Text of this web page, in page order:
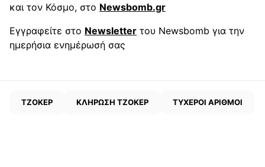
και τον Κόσμο, στο Newsbomb.gr
Εγγραφείτε στο Newsletter του Newsbomb για την
ημερήσια ενημέρωσή σας
ΤΖΟΚΕΡ ΚΛΗΡΩΣΗ ΤΖΟΚΕΡ ΤΥΧΕΡΟΙ ΑΡΙΘΜΟΙ